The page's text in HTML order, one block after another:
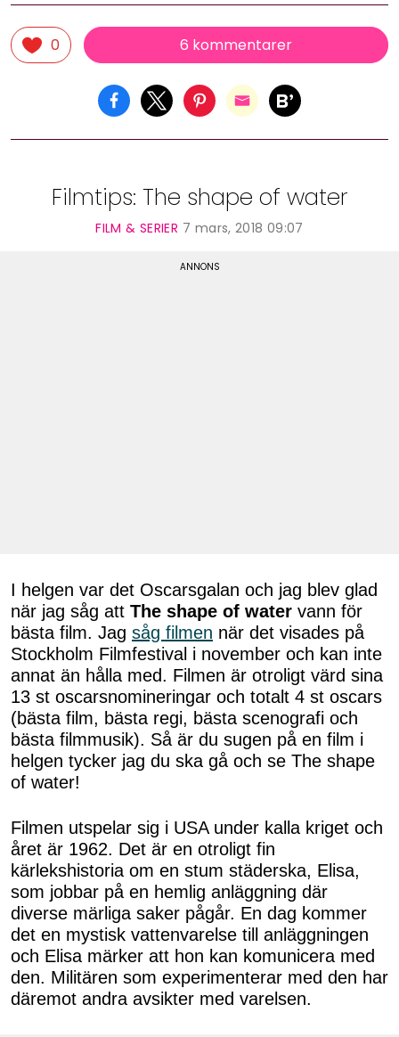
0 6 kommentarer
Filmtips: The shape of water
FILM & SERIER 7 mars, 2018 09:07
I helgen var det Oscarsgalan och jag blev glad
när jag såg att The shape of water vann för
bästa film. Jag såg filmen när det visades på
Stockholm Filmfestival i november och kan inte
annat än hålla med. Filmen är otroligt värd sina
13 st oscarsnomineringar och totalt 4 st oscars
(bästa film, bästa regi, bästa scenografi och
bästa filmmusik). Så är du sugen på en film i
helgen tycker jag du ska gå och se The shape
of water!
Filmen utspelar sig i USA under kalla kriget och
året är 1962. Det är en otroligt fin
kärlekshistoria om en stum städerska, Elisa,
som jobbar på en hemlig anläggning där
diverse märliga saker pågår. En dag kommer
det en mystisk vattenvarelse till anläggningen
och Elisa märker att hon kan komunicera med
den. Militären som experimenterar med den har
däremot andra avsikter med varelsen.